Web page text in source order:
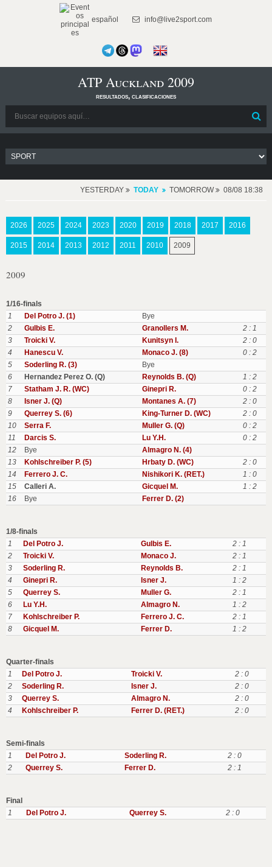
español info@live2sport.com
ATP Auckland 2009
resultados, clasificaciones
YESTERDAY TODAY TOMORROW 08/08 18:38
2026 2025 2024 2023 2020 2019 2018 2017 2016
2015 2014 2013 2012 2011 2010 2009
2009
1/16-finals
1
Del Potro J. (1)
Bye
2
Gulbis E. Granollers M.
2 : 1
3
Troicki V. Kunitsyn I.
2 : 0
4
Hanescu V. Monaco J. (8)
0 : 2
5
Soderling R. (3)
Bye
6
Hernandez Perez O. (Q) Reynolds B. (Q)
1 : 2
7
Statham J. R. (WC) Ginepri R.
0 : 2
8
Isner J. (Q) Montanes A. (7)
2 : 0
9
Querrey S. (6) King-Turner D. (WC)
2 : 0
10
Serra F. Muller G. (Q)
0 : 2
11
Darcis S. Lu Y.H.
0 : 2
12
Bye
Almagro N. (4)
13
Kohlschreiber P. (5) Hrbaty D. (WC)
2 : 0
14
Ferrero J. C. Nishikori K. (RET.)
1 : 0
15
Calleri A. Gicquel M.
1 : 2
16
Bye Ferrer D. (2)
1/8-finals
1
Del Potro J. Gulbis E.
2 : 1
2
Troicki V. Monaco J.
2 : 1
3
Soderling R. Reynolds B.
2 : 1
4
Ginepri R. Isner J.
1 : 2
5
Querrey S. Muller G.
2 : 1
6
Lu Y.H. Almagro N.
1 : 2
7
Kohlschreiber P. Ferrero J. C.
2 : 1
8
Gicquel M. Ferrer D. 1 : 2
Quarter-finals
1
Del Potro J. Troicki V.
2 : 0
2
Soderling R. Isner J.
2 : 0
3
Querrey S. Almagro N.
2 : 0
4
Kohlschreiber P. Ferrer D. (RET.) 2 : 0
Semi-finals
1
Del Potro J. Soderling R.
2 : 0
2
Querrey S. Ferrer D. 2 : 1
Final
1
Del Potro J. Querrey S. 2 : 0